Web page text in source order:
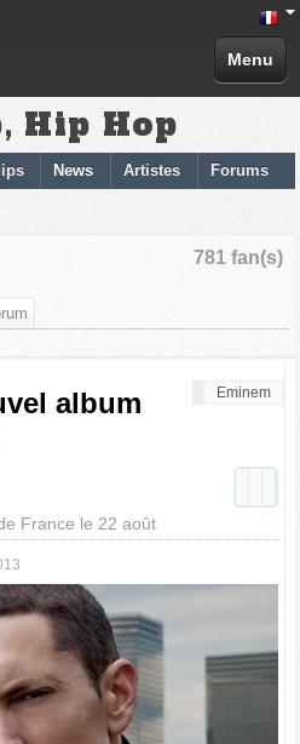
Menu
Hip Hop
News Artistes Forums
781 fan(s)
Eminem
album
France le 22 août